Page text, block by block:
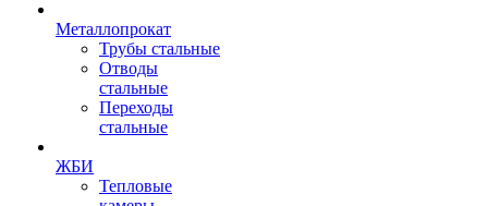
Металлопрокат
Трубы стальные
Отводы
стальные
Переходы
стальные
ЖБИ
Тепловые